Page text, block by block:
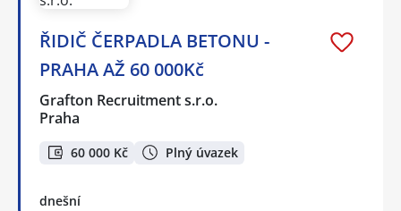
ŘIDIČ ČERPADLA BETONU -
PRAHA AŽ 60 000Kč
Grafton Recruitment s.r.o.
Praha
60 000 Kč Plný úvazek
dnešní